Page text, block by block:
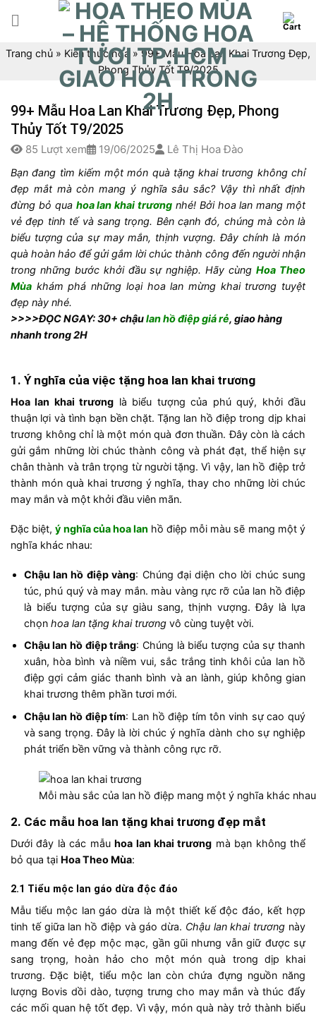
Trang chủ » Kiến thức hoa »99+ Mẫu Hoa Lan Khai Trương Đẹp,
Phong Thủy Tốt T9/2025
99+ Mẫu Hoa Lan Khai Trương Đẹp, Phong
Thủy Tốt T9/2025
85 Lượt xem 19/06/2025 Lê Thị Hoa Đào
Bạn đang tìm kiếm một món quà tặng khai trương không chỉ
đẹp mắt mà còn mang ý nghĩa sâu sắc? Vậy thì nhất định
đừng bỏ qua hoa lan khai trương nhé! Bởi hoa lan mang một
vẻ đẹp tinh tế và sang trọng. Bên cạnh đó, chúng mà còn là
biểu tượng của sự may mắn, thịnh vượng. Đây chính là món
quà hoàn hảo để gửi gắm lời chúc thành công đến người nhận
trong những bước khởi đầu sự nghiệp. Hãy cùng Hoa Theo
Mùa khám phá những loại hoa lan mừng khai trương tuyệt
đẹp này nhé.
>>>>ĐỌC NGAY: 30+ chậulan hồ điệp giá rẻ, giao hàng
nhanh trong 2H
1. Ý nghĩa của việc tặng hoa lan khai trương
Hoa lan khai trương là biểu tượng của phú quý, khởi đầu
thuận lợi và tình bạn bền chặt. Tặng lan hồ điệp trong dịp khai
trương không chỉ là một món quà đơn thuần. Đây còn là cách
gửi gắm những lời chúc thành công và phát đạt, thể hiện sự
chân thành và trân trọng từ người tặng. Vì vậy, lan hồ điệp trở
thành món quà khai trương ý nghĩa, thay cho những lời chúc
may mắn và một khởi đầu viên mãn.
Đặc biệt,ý nghĩa của hoa lan hồ điệp mỗi màu sẽ mang một ý
nghĩa khác nhau:
Chậu lan hồ điệp vàng: Chúng đại diện cho lời chúc sung
túc, phú quý và may mắn. màu vàng rực rỡ của lan hồ điệp
là biểu tượng của sự giàu sang, thịnh vượng. Đây là lựa
chọn hoa lan tặng khai trươngvô cùng tuyệt vời.
Chậu lan hồ điệp trắng: Chúng là biểu tượng của sự thanh
xuân, hòa bình và niềm vui, sắc trắng tinh khôi của lan hồ
điệp gợi cảm giác thanh bình và an lành, giúp không gian
khai trương thêm phần tươi mới.
Chậu lan hồ điệp tím: Lan hồ điệp tím tôn vinh sự cao quý
và sang trọng. Đây là lời chúc ý nghĩa dành cho sự nghiệp
phát triển bền vững và thành công rực rỡ.
Mỗi màu sắc của lan hồ điệp mang một ý nghĩa khác nhau
2. Các mẫu hoa lan tặng khai trương đẹp mắt
Dưới đây là các mẫuhoa lan khai trương mà bạn không thể
bỏ qua tại Hoa Theo Mùa:
2.1 Tiểu mộc lan gáo dừa độc đáo
Mẫu tiểu mộc lan gáo dừa là một thiết kế độc đáo, kết hợp
tinh tế giữa lan hồ điệp và gáo dừa. Chậu lan khai trương này
mang đến vẻ đẹp mộc mạc, gần gũi nhưng vẫn giữ được sự
sang trọng, hoàn hảo cho một món quà trong dịp khai
trương. Đặc biệt, tiểu mộc lan còn chứa đựng nguồn năng
lượng Bovis dồi dào, tượng trưng cho may mắn và thúc đẩy
các mối quan hệ tốt đẹp. Vì vậy, món quà này trở thành biểu